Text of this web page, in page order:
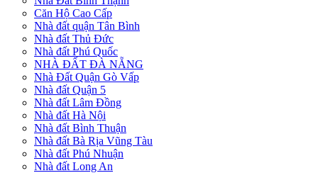
Căn Hộ Cao Cấp
Nhà đất quận Tân Bình
Nhà đất Thủ Đức
Nhà đất Phú Quốc
NHÀ ĐẤT ĐÀ NẴNG
Nhà Đất Quận Gò Vấp
Nhà đất Quận 5
Nhà đất Lâm Đồng
Nhà đất Hà Nội
Nhà đất Bình Thuận
Nhà đất Bà Rịa Vũng Tàu
Nhà đất Phú Nhuận
Nhà đất Long An